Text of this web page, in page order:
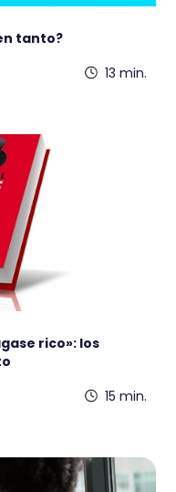
tanto?
13 min.
rico»: los
15 min.